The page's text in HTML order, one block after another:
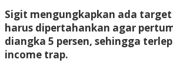
Sigit mengungkapkan ada
harus dipertahankan agar
diangka 5 persen, sehingga
income trap.